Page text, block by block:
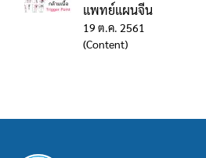
แพทย์แผนจีน
19 ต.ค. 2561
(Content)